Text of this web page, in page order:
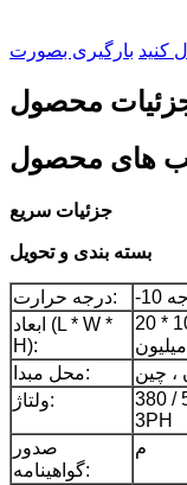
کنید
محصول
های محصول
جزئیات سریع
بسته بندی و تحویل
درجه حرارت:
ابعاد (L * W *
H):
20 *
میلیون
محل مبدا: ، چین
ولتاژ:
380 /
3PH
صدور
گواهینامه:
م